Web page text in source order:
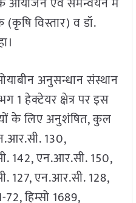
(कृषि विस्तार) व डॉ.
अनुसन्धान संस्थान
1 हेक्टेयर क्षेत्र पर इस
के लिए अनुशंषित, कुल
130,
142, एन.आर.सी. 150,
127, एन.आर.सी. 128,
हिम्सो 1689,